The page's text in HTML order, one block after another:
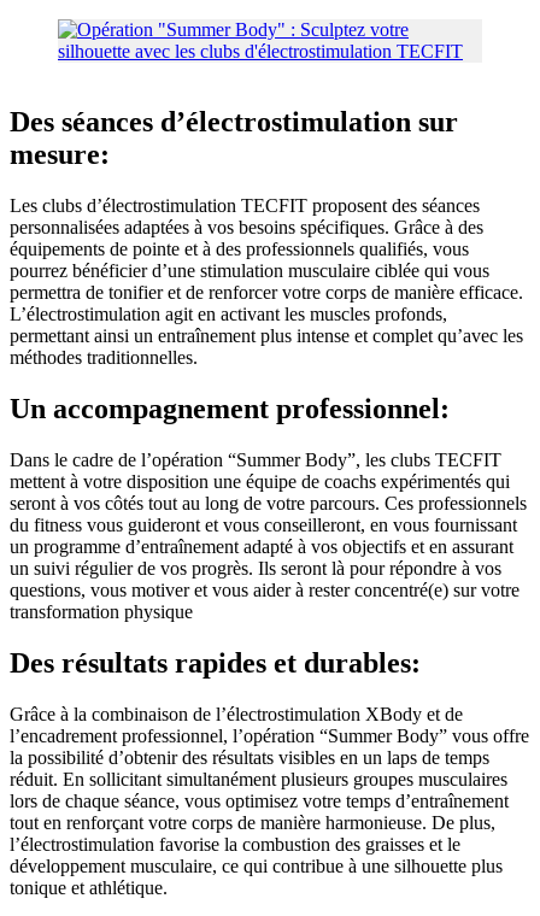
Des séances d’électrostimulation sur
mesure:
Les clubs d’électrostimulation TECFIT proposent des séances
personnalisées adaptées à vos besoins spécifiques. Grâce à des
équipements de pointe et à des professionnels qualifiés, vous
pourrez bénéficier d’une stimulation musculaire ciblée qui vous
permettra de tonifier et de renforcer votre corps de manière efficace.
L’électrostimulation agit en activant les muscles profonds,
permettant ainsi un entraînement plus intense et complet qu’avec les
méthodes traditionnelles.
Un accompagnement professionnel:
Dans le cadre de l’opération “Summer Body”, les clubs TECFIT
mettent à votre disposition une équipe de coachs expérimentés qui
seront à vos côtés tout au long de votre parcours. Ces professionnels
du fitness vous guideront et vous conseilleront, en vous fournissant
un programme d’entraînement adapté à vos objectifs et en assurant
un suivi régulier de vos progrès. Ils seront là pour répondre à vos
questions, vous motiver et vous aider à rester concentré(e) sur votre
transformation physique
Des résultats rapides et durables:
Grâce à la combinaison de l’électrostimulation XBody et de
l’encadrement professionnel, l’opération “Summer Body” vous offre
la possibilité d’obtenir des résultats visibles en un laps de temps
réduit. En sollicitant simultanément plusieurs groupes musculaires
lors de chaque séance, vous optimisez votre temps d’entraînement
tout en renforçant votre corps de manière harmonieuse. De plus,
l’électrostimulation favorise la combustion des graisses et le
développement musculaire, ce qui contribue à une silhouette plus
tonique et athlétique.